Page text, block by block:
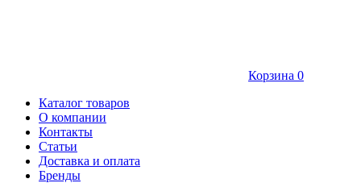
Корзина 0
Каталог товаров
О компании
Контакты
Статьи
Доставка и оплата
Бренды